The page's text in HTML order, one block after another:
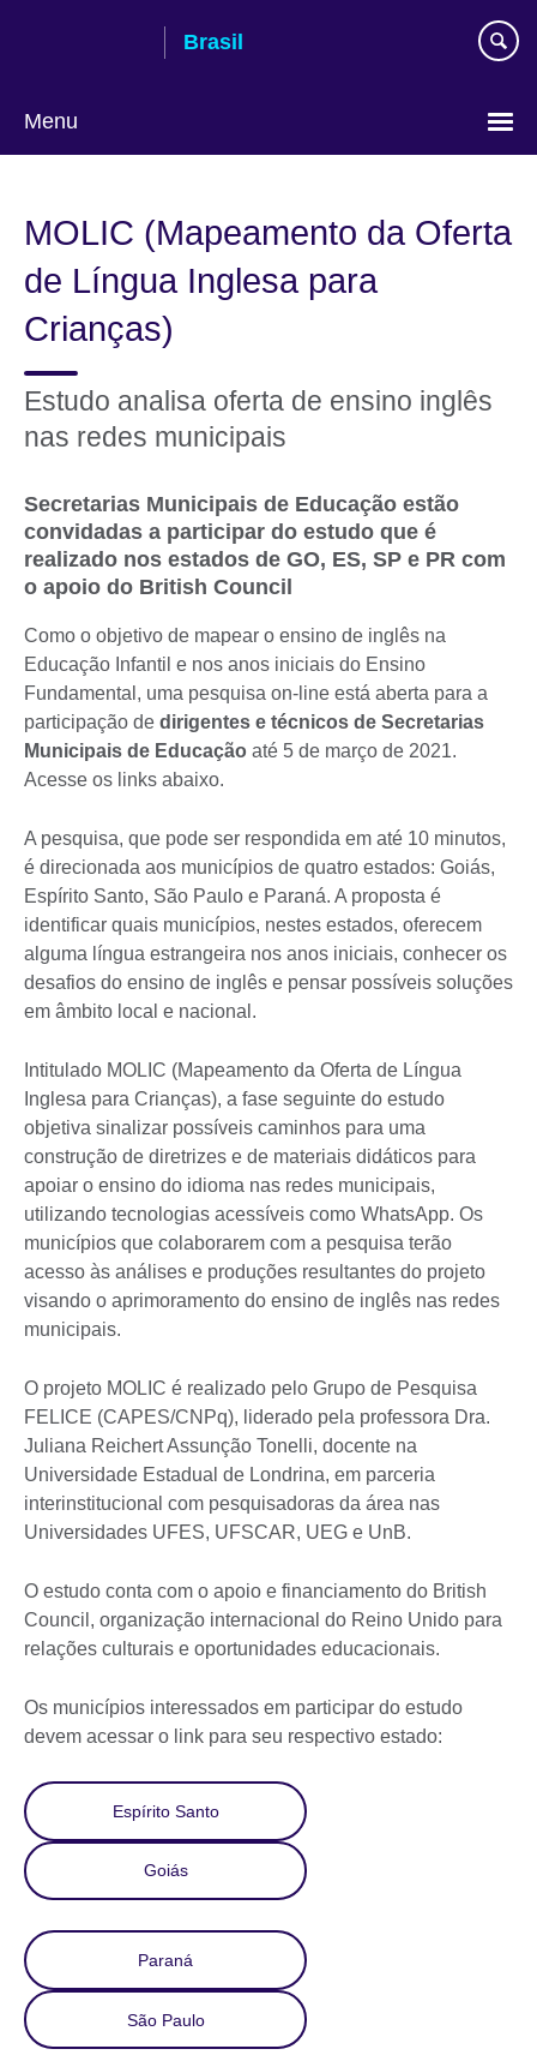
Brasil
Menu
language
MOLIC (Mapeamento da Oferta
de Língua Inglesa para
Crianças)
Estudo analisa oferta de ensino inglês
nas redes municipais
Secretarias Municipais de Educação estão
convidadas a participar do estudo que é
realizado nos estados de GO, ES, SP e PR com
o apoio do British Council
Como o objetivo de mapear o ensino de inglês na
Educação Infantil e nos anos iniciais do Ensino
Fundamental, uma pesquisa on-line está aberta para a
participação de dirigentes e técnicos de Secretarias
Municipais de Educação até 5 de março de 2021.
Acesse os links abaixo.
A pesquisa, que pode ser respondida em até 10 minutos,
é direcionada aos municípios de quatro estados: Goiás,
Espírito Santo, São Paulo e Paraná. A proposta é
identificar quais municípios, nestes estados, oferecem
alguma língua estrangeira nos anos iniciais, conhecer os
desafios do ensino de inglês e pensar possíveis soluções
em âmbito local e nacional.
Intitulado MOLIC (Mapeamento da Oferta de Língua
Inglesa para Crianças), a fase seguinte do estudo
objetiva sinalizar possíveis caminhos para uma
construção de diretrizes e de materiais didáticos para
apoiar o ensino do idioma nas redes municipais,
utilizando tecnologias acessíveis como WhatsApp. Os
municípios que colaborarem com a pesquisa terão
acesso às análises e produções resultantes do projeto
visando o aprimoramento do ensino de inglês nas redes
municipais.
O projeto MOLIC é realizado pelo Grupo de Pesquisa
FELICE (CAPES/CNPq), liderado pela professora Dra.
Juliana Reichert Assunção Tonelli, docente na
Universidade Estadual de Londrina, em parceria
interinstitucional com pesquisadoras da área nas
Universidades UFES, UFSCAR, UEG e UnB.
O estudo conta com o apoio e financiamento do British
Council, organização internacional do Reino Unido para
relações culturais e oportunidades educacionais.
Os municípios interessados em participar do estudo
devem acessar o link para seu respectivo estado:
Espírito Santo
Goiás
Paraná
São Paulo